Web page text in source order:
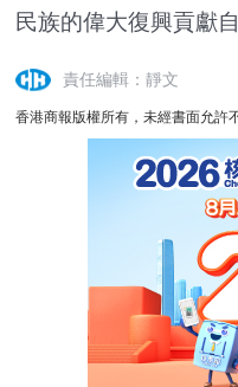
民族的偉大復興貢獻
責任編輯：靜文
香港商報版權所有，未經書面允許